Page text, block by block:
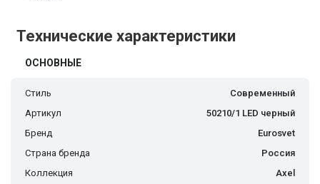
Технические характеристики
ОСНОВНЫЕ
Стиль
Современный
Артикул
50210/1 LED черный
Бренд
Eurosvet
Страна бренда
Россия
Коллекция
Axel